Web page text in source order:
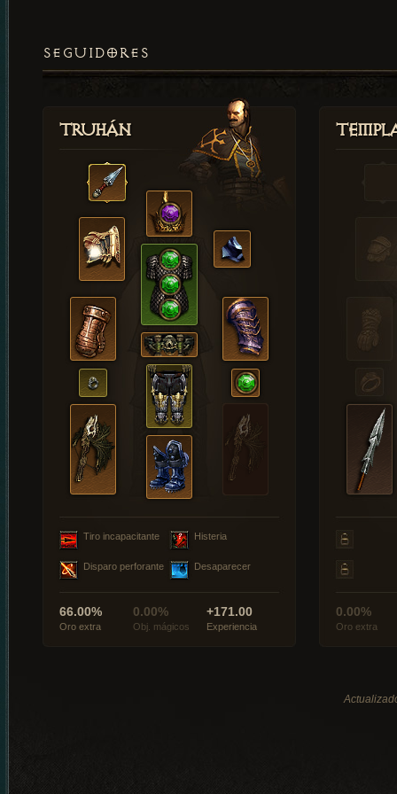
SEGUIDORES
Truhán
Tiro incapacitante Histeria
Disparo perforante Desaparecer
66.00%
Oro extra
0.00%
Obj. mágicos
+171.00
Experiencia
0.00%
Oro extra